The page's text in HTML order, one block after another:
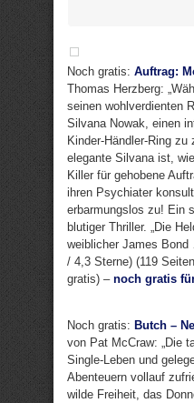
Noch gratis: Auftrag:
Thomas Herzberg:
seinen wohlverdienten
Silvana Nowak, einen
Kinder-Händler-Ring
elegante Silvana ist,
Killer für gehobene
ihren Psychiater
erbarmungslos zu! Ein
blutiger Thriller. „Die
weiblicher James Bond
/ 4,3 Sterne) (119
gratis) – noch gratis
Noch gratis: Butch –
von Pat McCraw: „Die
Single-Leben und
Abenteuern vollauf
wilde Freiheit, das